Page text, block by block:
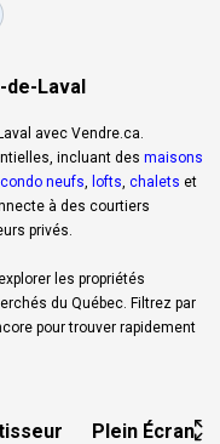
de-Laval
avec Vendre.ca.
incluant des maisons
condo neufs lofts chalets et
à des courtiers
privés.
les propriétés
du Québec. Filtrez par
pour trouver rapidement
Plein Écran